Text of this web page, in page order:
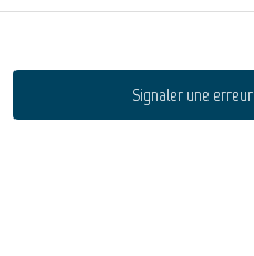
Signaler une erreur